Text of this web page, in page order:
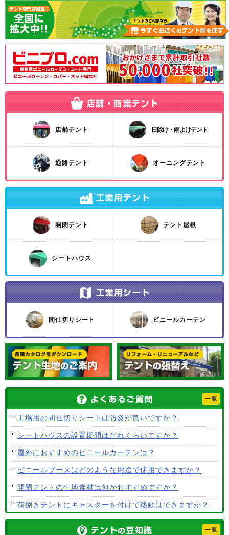
店舗テント 日除け・雨よけテント
通路テント オーニングテント
開閉テント テント屋根
シートハウス
間仕切りシート ビニールカーテン
一覧
工場用の間仕切りシートは防炎が良いですか？
シートハウスの設置期間はどれくらいですか？
屋外におすすめのビニールカーテンは？
ビニールブースはどのような用途で使用できますか？
開閉テントの生地素材は何がおすすめですか？
荷捌きテントにキャスターを付けて移動はできますか？
一覧